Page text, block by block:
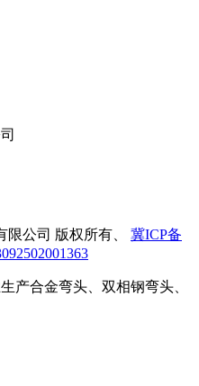
限公司 版权所有、 冀ICP备
产合金弯头、双相钢弯头、